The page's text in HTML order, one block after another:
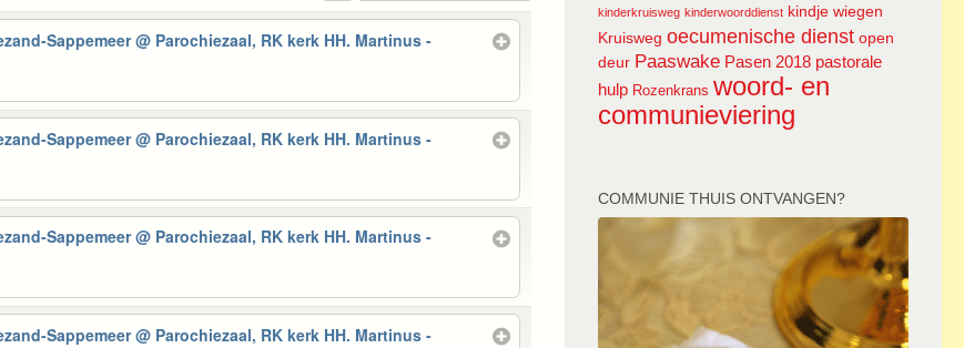
Sappemeer@ Parochiezaal, RK kerk HH. Martinus -
Sappemeer@ Parochiezaal, RK kerk HH. Martinus -
Sappemeer@ Parochiezaal, RK kerk HH. Martinus -
Sappemeer@ Parochiezaal, RK kerk HH. Martinus -
kinderkruisweg kinderwoorddienst kindje wiegen
Kruisweg oecumenische dienst open
deur Paaswake Pasen 2018 pastorale
hulp Rozenkrans woord- en
communieviering
COMMUNIE THUIS ONTVANGEN?